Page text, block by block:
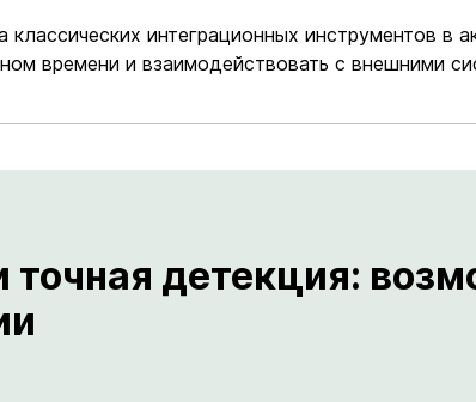
интеграционных инструментов в
времени и взаимодействовать с внешними
детекция: